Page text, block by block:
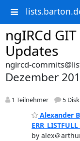
ngIRCd GIT
Updates
ngircd-
Dezember
1 Teilnehmer 5
Alexander
by alex＠